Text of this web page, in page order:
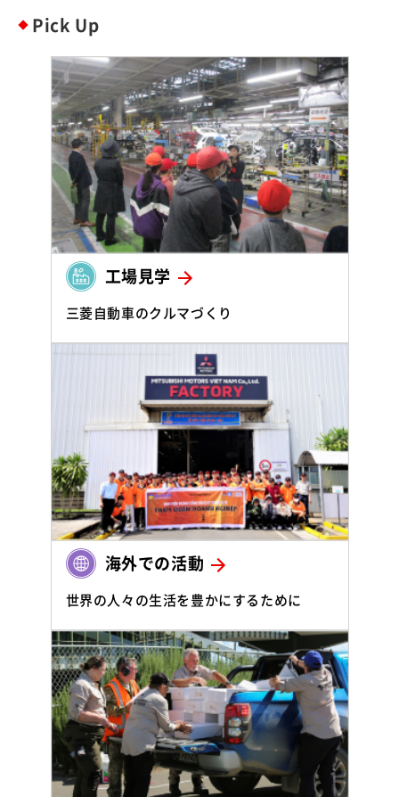
Pick Up
工場見学
三菱自動車のクルマづくり
海外での活動
世界の人々の生活を豊かにするために